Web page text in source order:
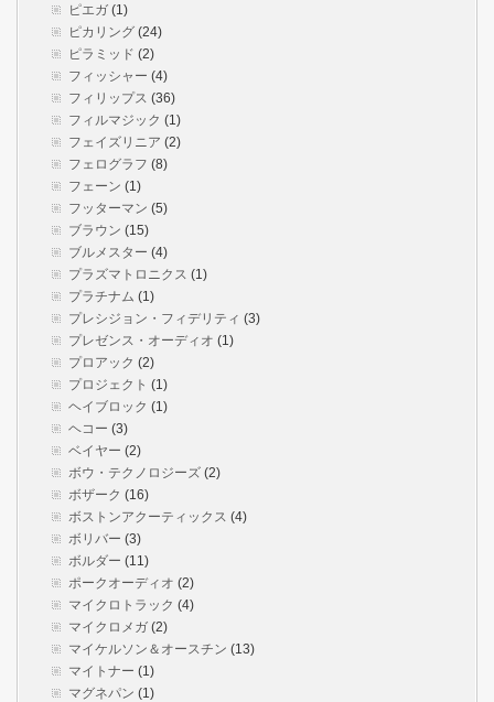
ピエガ (1)
ピカリング (24)
ピラミッド (2)
フィッシャー (4)
フィリップス (36)
フィルマジック (1)
フェイズリニア (2)
フェログラフ (8)
フェーン (1)
フッターマン (5)
ブラウン (15)
ブルメスター (4)
プラズマトロニクス (1)
プラチナム (1)
プレシジョン・フィデリティ (3)
プレゼンス・オーディオ (1)
プロアック (2)
プロジェクト (1)
ヘイブロック (1)
ヘコー (3)
ベイヤー (2)
ボウ・テクノロジーズ (2)
ボザーク (16)
ボストンアクーティックス (4)
ボリバー (3)
ボルダー (11)
ポークオーディオ (2)
マイクロトラック (4)
マイクロメガ (2)
マイケルソン＆オースチン (13)
マイトナー (1)
マグネパン (1)